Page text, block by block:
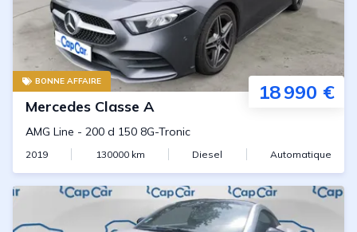
BONNE AFFAIRE 18 990 €
Mercedes Classe A
AMG Line - 200 d 150 8G-Tronic
2019 130000km Diesel Automatique